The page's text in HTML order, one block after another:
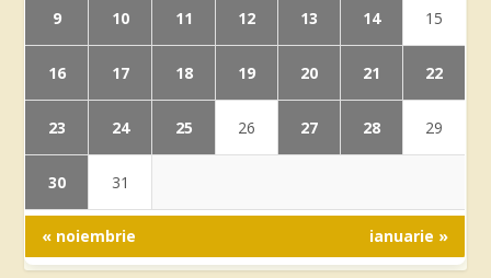
9 10 11 12 13 14 15
16 17 18 19 20 21 22
23 24 25 26 27 28 29
30 31
« noiembrie ianuarie »